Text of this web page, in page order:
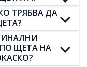
ТРЯБВА ДА
ЩЕТА НА